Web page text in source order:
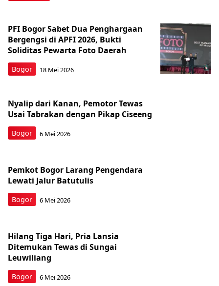
Bogor
PFI Bogor Sabet Dua Penghargaan
Bergengsi di APFI 2026, Bukti
Soliditas Pewarta Foto Daerah
18 Mei 2026
Bogor
Nyalip dari Kanan, Pemotor Tewas
Usai Tabrakan dengan Pikap Ciseeng
6 Mei 2026
Bogor
Pemkot Bogor Larang Pengendara
Lewati Jalur Batutulis
6 Mei 2026
Bogor
Hilang Tiga Hari, Pria Lansia
Ditemukan Tewas di Sungai
Leuwiliang
6 Mei 2026